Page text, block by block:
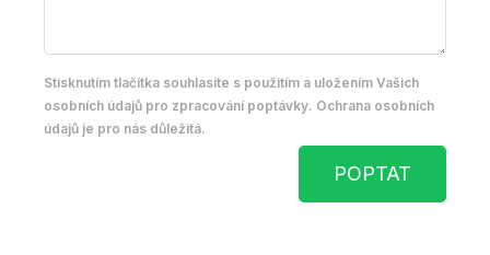
Stisknutím tlačítka souhlasíte s použitím a uložením Vašich
osobních údajů pro zpracování poptávky. Ochrana osobních
údajů je pro nás důležitá.
POPTAT